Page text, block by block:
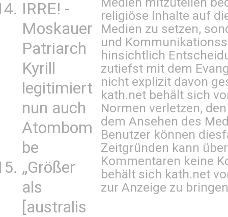
IRRE! -
Moskauer
Patriarch
Kyrill
legitimiert
nun auch
Atombom
be
„Größer
als
[australis
religiöse Inhalte auf
Medien zu setzen,
und
hinsichtlich
zutiefst mit dem
nicht explizit davon
kath.net behält sich
Normen verletzen,
dem Ansehen des
Benutzer können
Zeitgründen kann
Kommentaren keine
behält sich kath.net
zur Anzeige zu